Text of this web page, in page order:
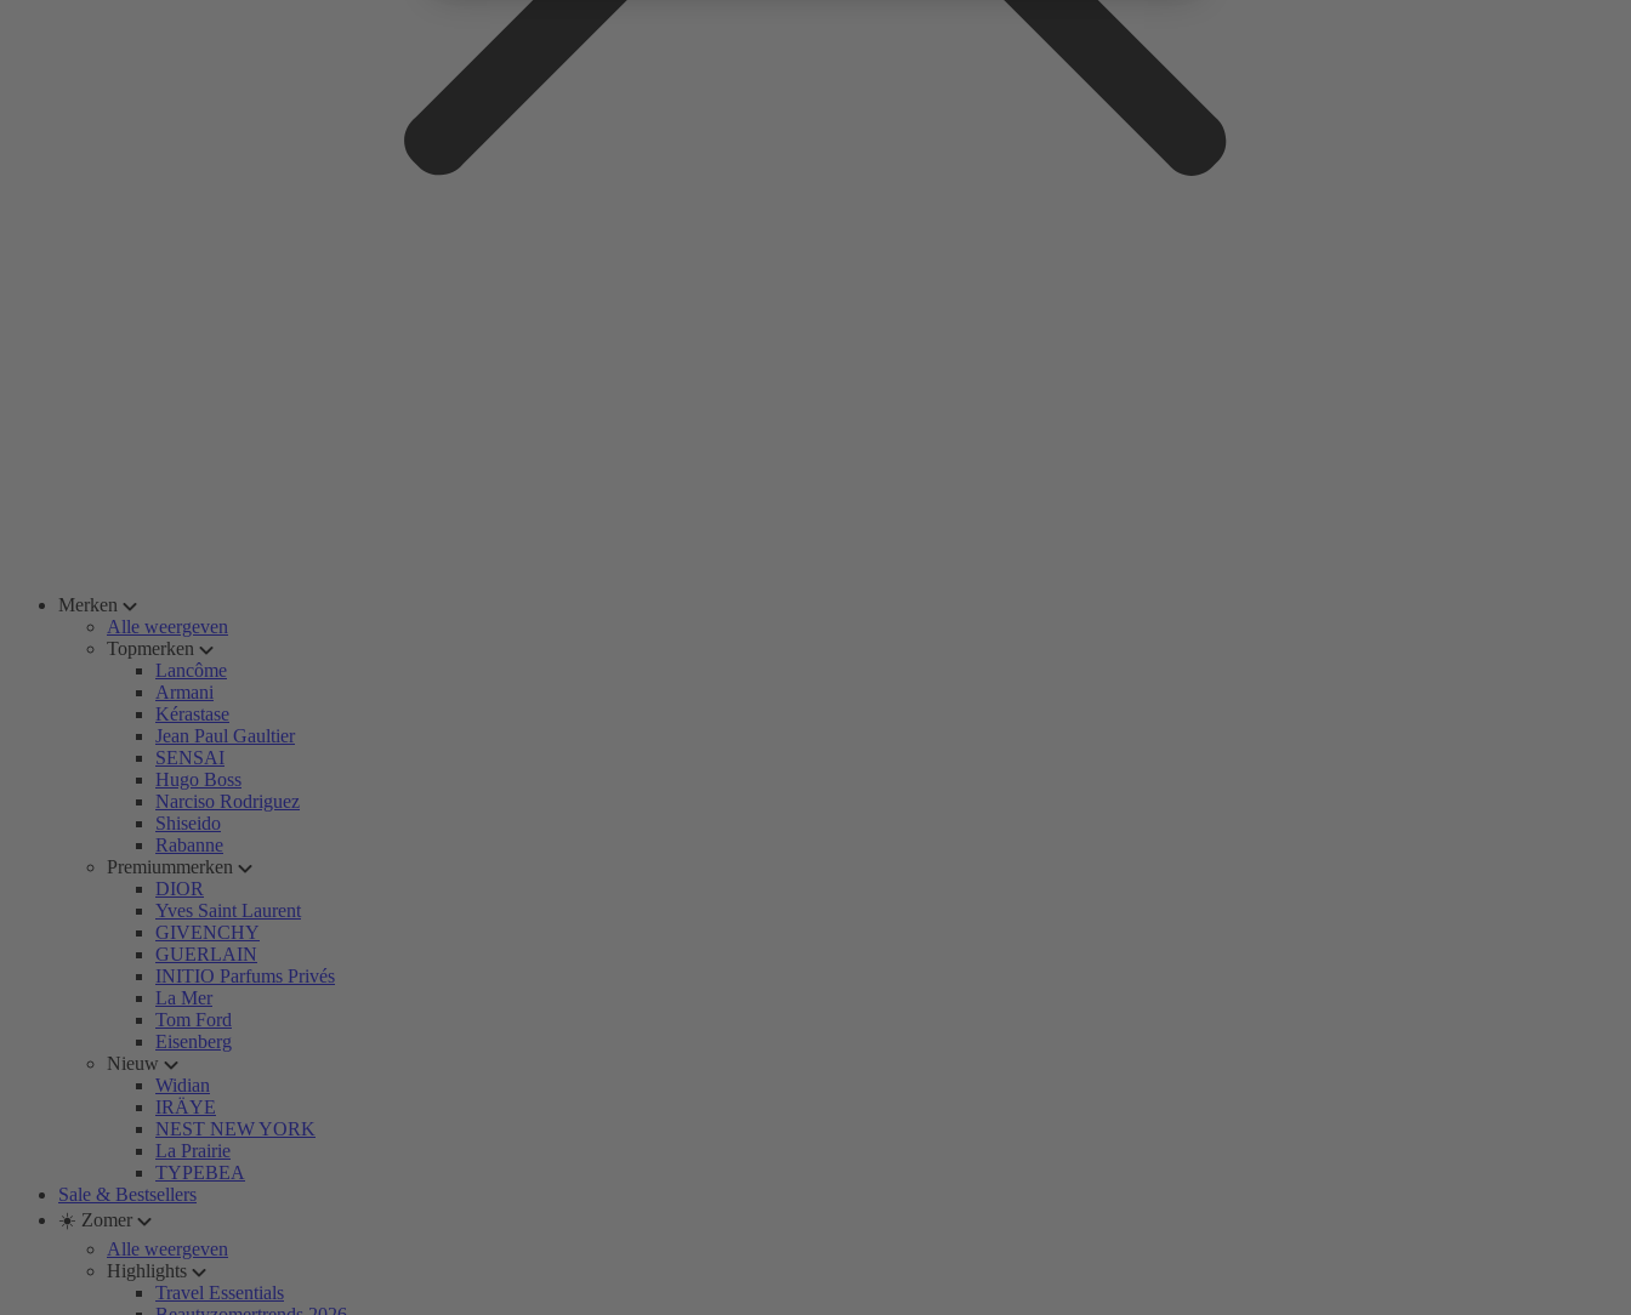
Merken
Alle weergeven
Topmerken
Lancôme
Armani
Kérastase
Jean Paul Gaultier
SENSAI
Hugo Boss
Narciso Rodriguez
Shiseido
Rabanne
Premiummerken
DIOR
Yves Saint Laurent
GIVENCHY
GUERLAIN
INITIO Parfums Privés
La Mer
Tom Ford
Eisenberg
Nieuw
Widian
IRÄYE
NEST NEW YORK
La Prairie
TYPEBEA
Sale & Bestsellers
☀️ Zomer
Alle weergeven
Highlights
Travel Essentials